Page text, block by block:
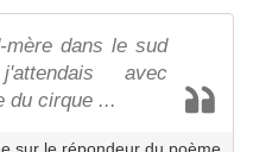
mère dans le sud
avec
du cirque ...